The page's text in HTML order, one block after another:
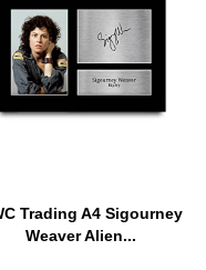
Trading A4 Sigourney
Weaver Alien...